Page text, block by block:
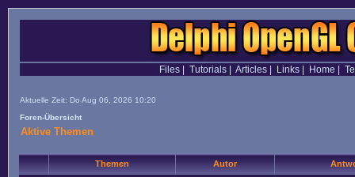
Files| Tutorials| Articles| Links| Home
Aktuelle Zeit: Do Aug 06, 2026 10:20
Foren-Übersicht
Aktive Themen
Themen Autor